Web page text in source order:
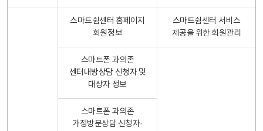
스마트쉼센터 홈페이지
회원정보
스마트쉼센터 서비스
제공을 위한 회원관리
스마트폰 과의존
센터내방상담 신청자 및
대상자 정보
스마트폰 과의존
가정방문상담 신청자·